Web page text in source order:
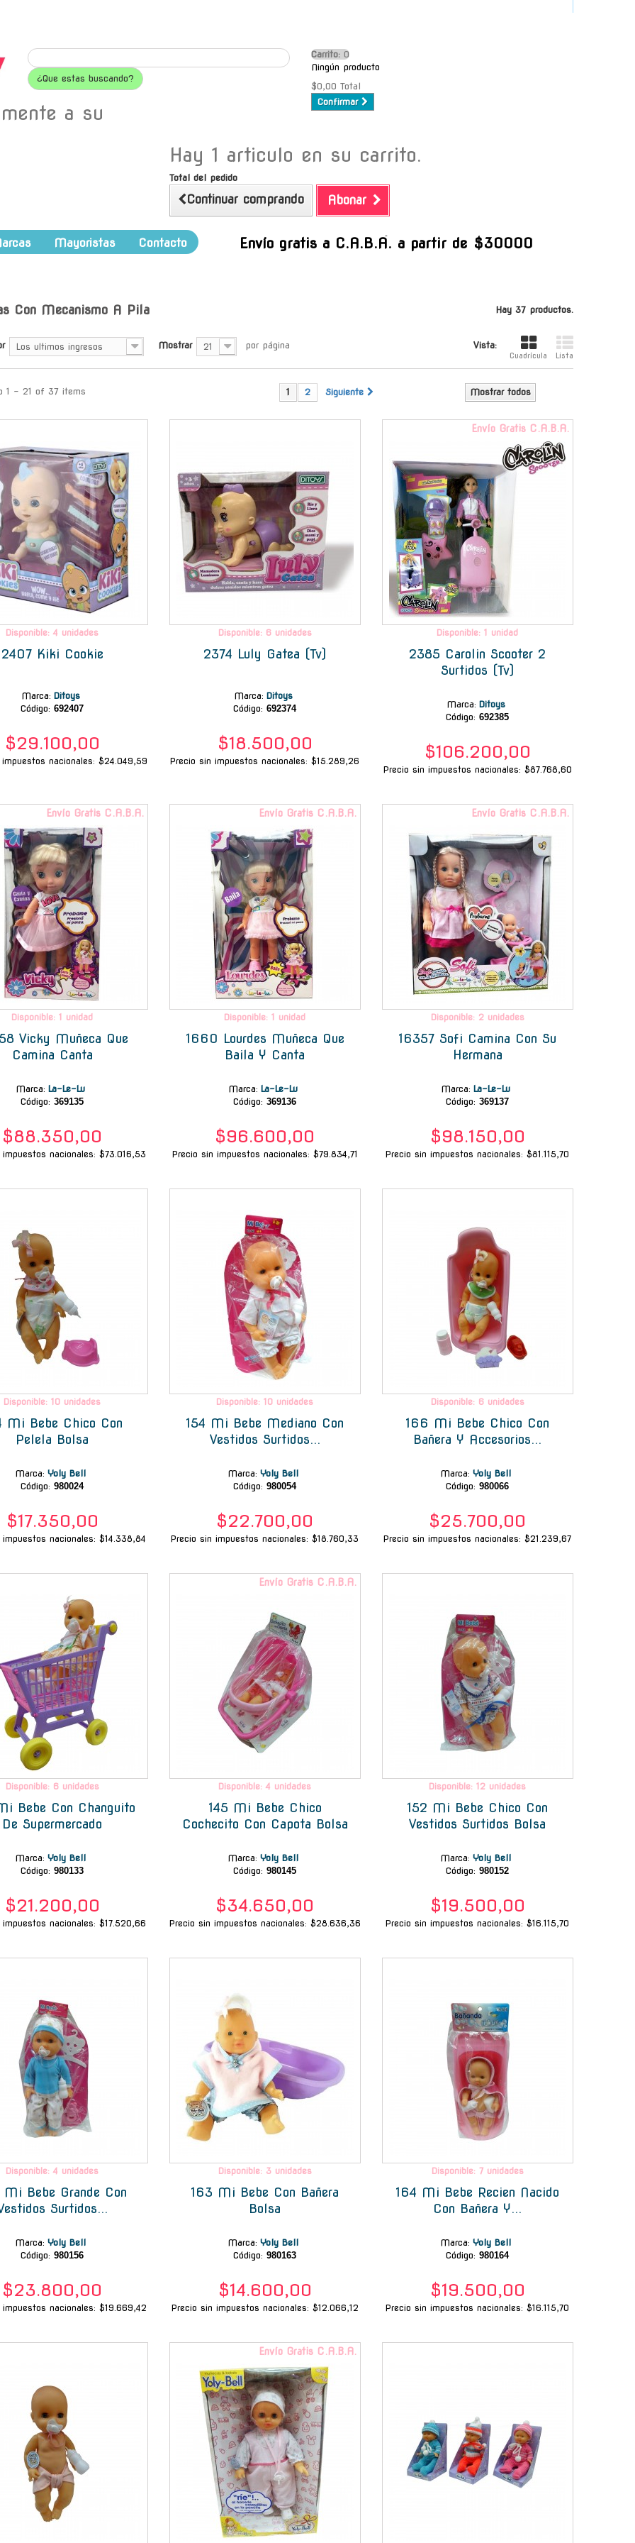
¿Que estas buscando?
Carrito: O
Ningún producto
$0,00 Total
Confirmar
a su
Hay 1 articulo en su carrito.
Total del pedido
Continuar comprando Abonar
Mayoristas Contacto
-
Envío gratis a C.A.B.A. a partir de $30000
Con Mecanismo A Pila Hay 37 productos.
Vista:
Cuadrícula Lista
Los ultimos ingresos Mostrar 21 por página
Mostrar todos
1 2 Siguiente
1 - 21 of 37 items
Disponible: 4 unidades
2407 Kiki Cookie
Marca: Ditoys
Código: 692407
$29.100,00
nacionales: $24.049,59
Disponible: 6 unidades
2374 Luly Gatea (Tv)
Marca: Ditoys
Código: 692374
$18.500,00
Precio sin impuestos nacionales: $15.289,26
Envío Gratis C.A.B.A.
Disponible: 1 unidad
2385 Carolin Scooter 2
Surtidos (Tv)
Marca: Ditoys
Código: 692385
$106.200,00
Precio sin impuestos nacionales: $87.768,60
Envío Gratis C.A.B.A.
Disponible: 1 unidad
Vicky Muñeca Que
Camina Canta
Marca: La-Le-Lu
Código: 369135
$88.350,00
nacionales: $73.016,53
Envío Gratis C.A.B.A.
Disponible: 1 unidad
1660 Lourdes Muñeca Que
Baila Y Canta
Marca: La-Le-Lu
Código: 369136
$96.600,00
Precio sin impuestos nacionales: $79.834,71
Envío Gratis C.A.B.A.
Disponible: 2 unidades
16357 Sofi Camina Con Su
Hermana
Marca: La-Le-Lu
Código: 369137
$98.150,00
Precio sin impuestos nacionales: $81.115,70
Disponible: 10 unidades
Mi Bebe Chico Con
Pelela Bolsa
Marca: Yoly Bell
Código: 980024
$17.350,00
nacionales: $14.338,84
Disponible: 10 unidades
154 Mi Bebe Mediano Con
Vestidos Surtidos...
Marca: Yoly Bell
Código: 980054
$22.700,00
Precio sin impuestos nacionales: $18.760,33
Disponible: 6 unidades
166 Mi Bebe Chico Con
Bañera Y Accesorios...
Marca: Yoly Bell
Código: 980066
$25.700,00
Precio sin impuestos nacionales: $21.239,67
Disponible: 6 unidades
Bebe Con Changuito
De Supermercado
Marca: Yoly Bell
Código: 980133
$21.200,00
nacionales: $17.520,66
Envío Gratis C.A.B.A.
Disponible: 4 unidades
145 Mi Bebe Chico
Cochecito Con Capota Bolsa
Marca: Yoly Bell
Código: 980145
$34.650,00
Precio sin impuestos nacionales: $28.636,36
Disponible: 12 unidades
152 Mi Bebe Chico Con
Vestidos Surtidos Bolsa
Marca: Yoly Bell
Código: 980152
$19.500,00
Precio sin impuestos nacionales: $16.115,70
Disponible: 4 unidades
Mi Bebe Grande Con
Surtidos...
Marca: Yoly Bell
Código: 980156
$23.800,00
nacionales: $19.669,42
Disponible: 3 unidades
163 Mi Bebe Con Bañera
Bolsa
Marca: Yoly Bell
Código: 980163
$14.600,00
Precio sin impuestos nacionales: $12.066,12
Disponible: 7 unidades
164 Mi Bebe Recien Nacido
Con Bañera Y...
Marca: Yoly Bell
Código: 980164
$19.500,00
Precio sin impuestos nacionales: $16.115,70
Envío Gratis C.A.B.A.